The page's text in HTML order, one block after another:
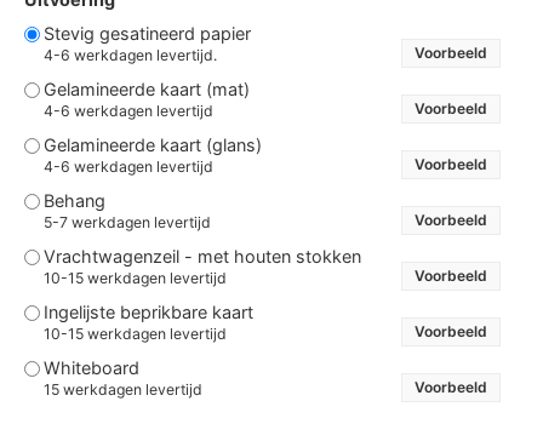
Stevig gesatineerd papier
4-6 werkdagen levertijd. Voorbeeld
Gelamineerde kaart (mat)
4-6 werkdagen levertijd Voorbeeld
Gelamineerde kaart (glans)
4-6 werkdagen levertijd Voorbeeld
Behang
5-7 werkdagen levertijd Voorbeeld
Vrachtwagenzeil - met houten stokken
10-15 werkdagen levertijd Voorbeeld
Ingelijste beprikbare kaart
10-15 werkdagen levertijd Voorbeeld
Whiteboard
15 werkdagen levertijd Voorbeeld